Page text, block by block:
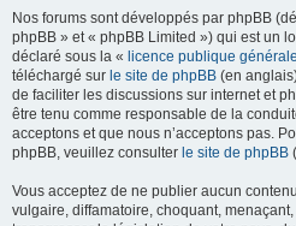
Nos forums sont développés par phpBB
phpBB » et « phpBB Limited ») qui est un
déclaré sous la « licence publique
téléchargé sur le site de phpBB (en
de faciliter les discussions sur internet et
être tenu comme responsable de la
acceptons et que nous n’acceptons pas.
phpBB, veuillez consulter le site de phpBB
Vous acceptez de ne publier aucun
vulgaire, diffamatoire, choquant,